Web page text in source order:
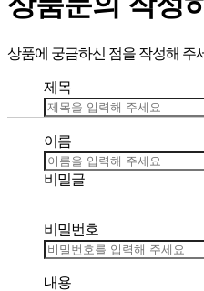
상품에 궁금하신 점을 작성해 주
제목
이름
비밀글
비밀번호
내용